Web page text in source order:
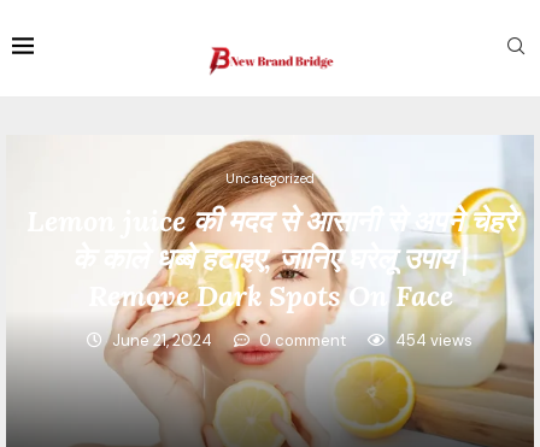
Uncategorized
Lemon juice की मदद से आसानी से अपने चेहरे
के काले धब्बे हटाइए, जानिए घरेलू उपाय |
Remove Dark Spots On Face
June 21, 2024 0 comment 454 views